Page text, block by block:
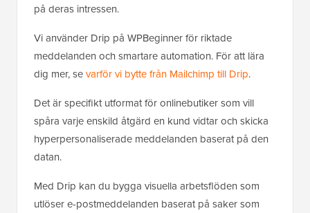
på deras intressen.
Vi använder Drip på WPBeginner för riktade
meddelanden och smartare automation. För att lära
dig mer, sevarför vi bytte från Mailchimp till Drip.
Det är specifikt utformat för onlinebutiker som vill
spåra varje enskild åtgärd en kund vidtar och skicka
hyperpersonaliserade meddelanden baserat på den
datan.
Med Drip kan du bygga visuella arbetsflöden som
utlöser e-postmeddelanden baserat på saker som